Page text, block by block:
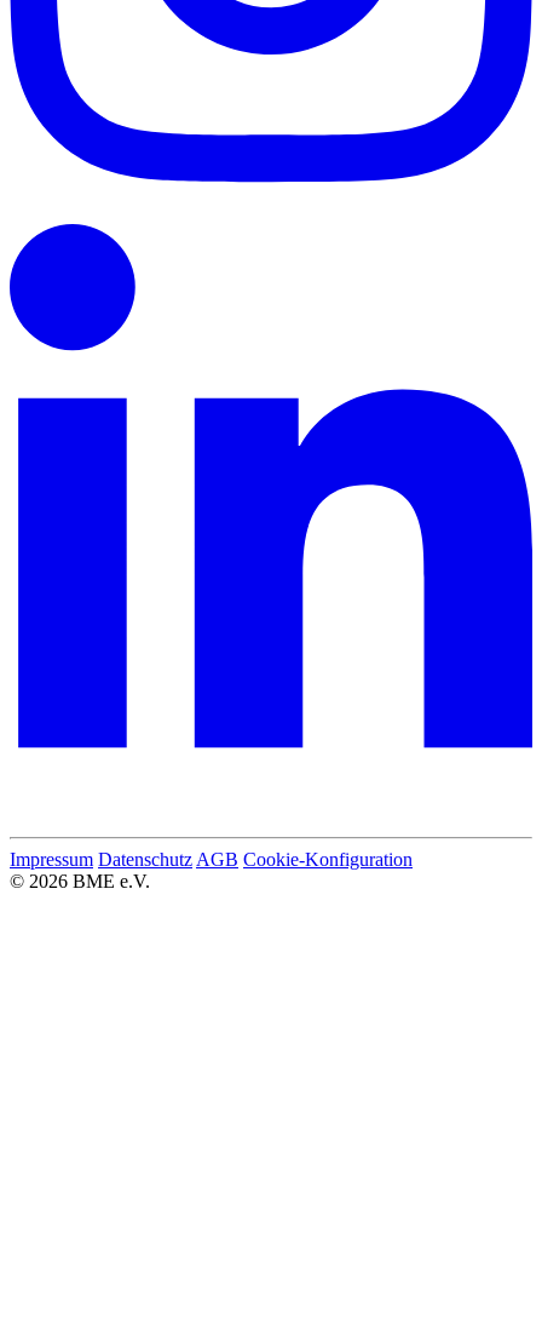
Impressum Datenschutz AGB Cookie-Konfiguration
© 2026 BME e.V.